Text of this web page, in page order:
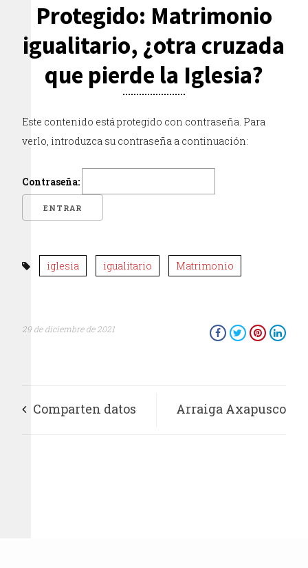
Protegido: Matrimonio
igualitario, ¿otra cruzada
que pierde la Iglesia?
Este contenido está protegido con contraseña. Para
verlo, introduzca su contraseña a continuación:
Contraseña:
iglesia igualitario Matrimonio
29 de diciembre de 2021
Comparten datos Arraiga Axapusco